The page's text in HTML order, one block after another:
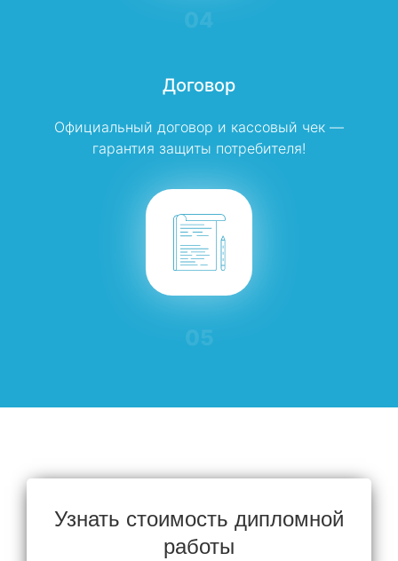
04
Договор
Официальный договор и кассовый чек —
гарантия защиты потребителя!
05
Узнать стоимость дипломной
работы